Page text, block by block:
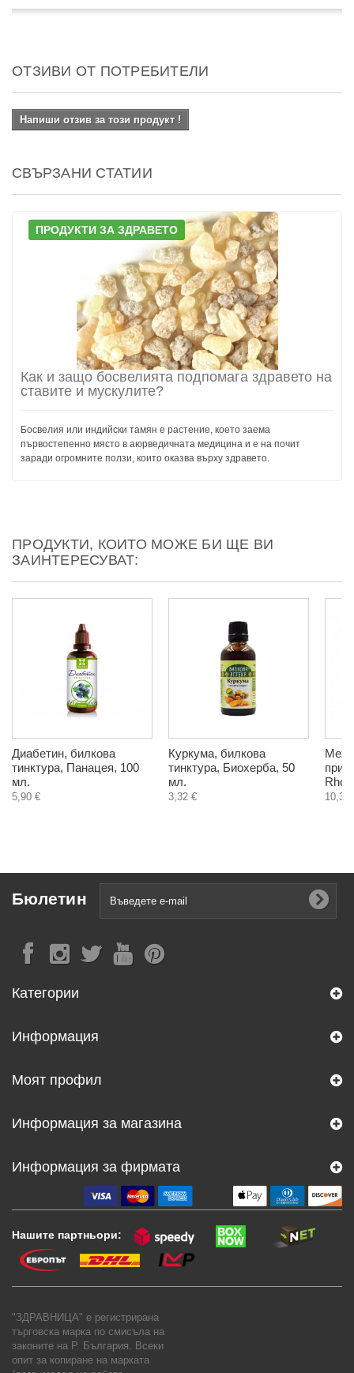
ОТЗИВИ ОТ ПОТРЕБИТЕЛИ
Напиши отзив за този продукт !
СВЪРЗАНИ СТАТИИ
ПРОДУКТИ ЗА ЗДРАВЕТО
Как и защо босвелията подпомага здравето на
ставите и мускулите?
Босвелия или индийски тамян е растение, което заема
първостепенно място в аюрведичната медицина и е на почит
заради огромните ползи, които оказва върху здравето.
ПРОДУКТИ, КОИТО МОЖЕ БИ ЩЕ ВИ
ЗАИНТЕРЕСУВАТ:
Диабетин, билкова
тинктура, Панацея, 100
мл.
5,90 €
Куркума, билкова
тинктура, Биохерба, 50
мл.
3,32 € 10,33
Бюлетин
Категории
Информация
Моят профил
Информация за магазина
Информация за фирмата
Нашите партньори:
"ЗДРАВНИЦА" е регистрирана
търговска марка по смисъла на
законите на Р. България. Всеки
опит за копиране на марката